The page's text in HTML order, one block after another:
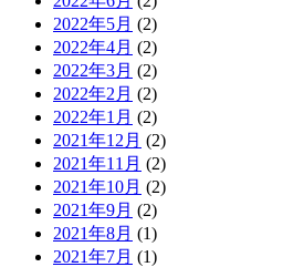
2022年5月 (2)
2022年4月 (2)
2022年3月 (2)
2022年2月 (2)
2022年1月 (2)
2021年12月 (2)
2021年11月 (2)
2021年10月 (2)
2021年9月 (2)
2021年8月 (1)
2021年7月 (1)